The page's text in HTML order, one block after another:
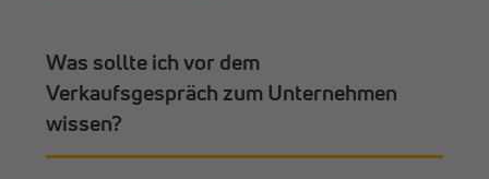
Was sollte ich vor dem
Verkaufsgespräch zum Unternehmen
wissen?